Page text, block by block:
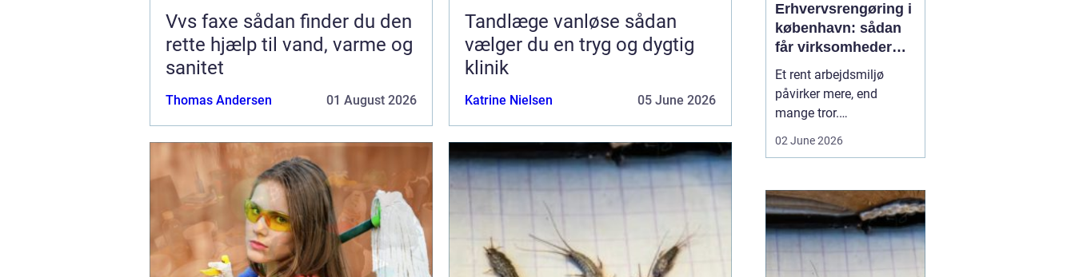
Vvs faxe sådan finder du den
rette hjælp til vand, varme og
sanitet
Thomas Andersen 01 August 2026
Tandlæge vanløse sådan
vælger du en tryg og dygtig
klinik
Katrine Nielsen 05 June 2026
Erhvervsrengøring i
københavn: sådan
får virksomheder
mere ud af
hverdagen
Et rent arbejdsmiljø
påvirker mere, end
mange tror.
virksomhedens
omdømme hænger tæt
sammen med, hvordan
kontorer, fællesarealer
og ejendomme bliver
02 June 2026